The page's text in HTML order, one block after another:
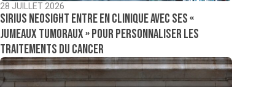
28 JUILLET 2026
Sirius NeoSight entre en clinique avec ses «
jumeaux tumoraux » pour personnaliser les
traitements du cancer